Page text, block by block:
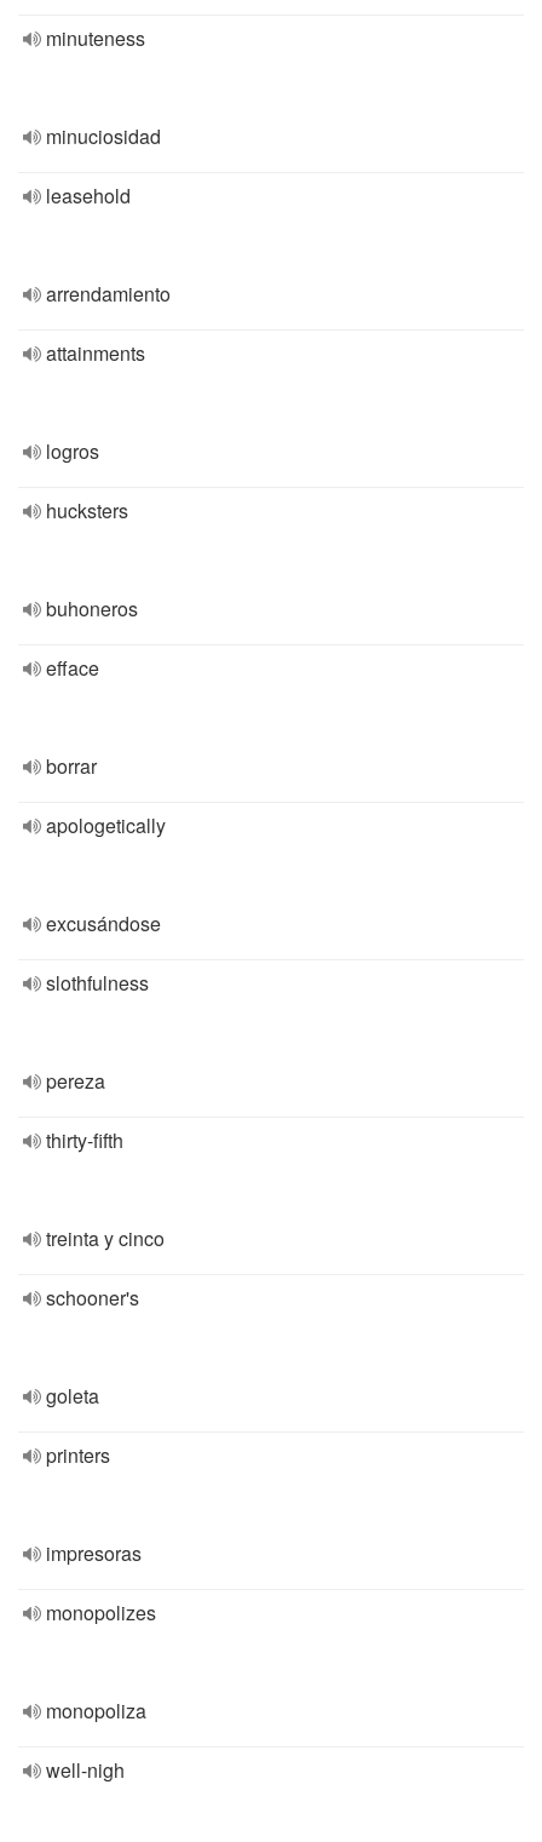
minuteness
minuciosidad
leasehold
arrendamiento
attainments
logros
hucksters
buhoneros
efface
borrar
apologetically
excusándose
slothfulness
pereza
thirty-fifth
treinta y cinco
schooner's
goleta
printers
impresoras
monopolizes
monopoliza
well-nigh